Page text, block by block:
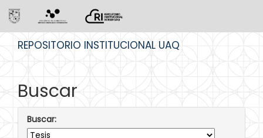
REPOSITORIO INSTITUCIONAL UAQ
Buscar
Buscar: